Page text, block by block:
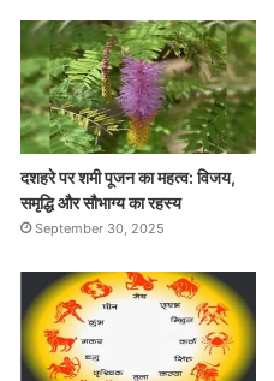
दशहरे पर शमी पूजन का महत्व: विजय,
समृद्धि और सौभाग्य का रहस्य
September 30, 2025